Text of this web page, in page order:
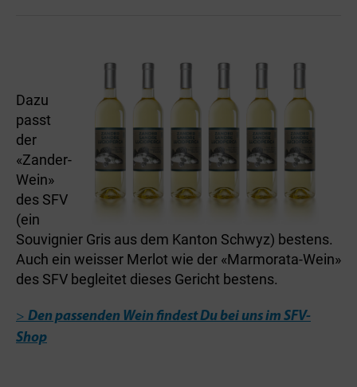
Dazu
passt
der
«Zander-
Wein»
des SFV
(ein
Souvignier Gris aus dem Kanton Schwyz) bestens.
Auch ein weisser Merlot wie der «Marmorata-Wein»
des SFV begleitet dieses Gericht bestens.
> Den passenden Wein findest Du bei uns im SFV-
Shop